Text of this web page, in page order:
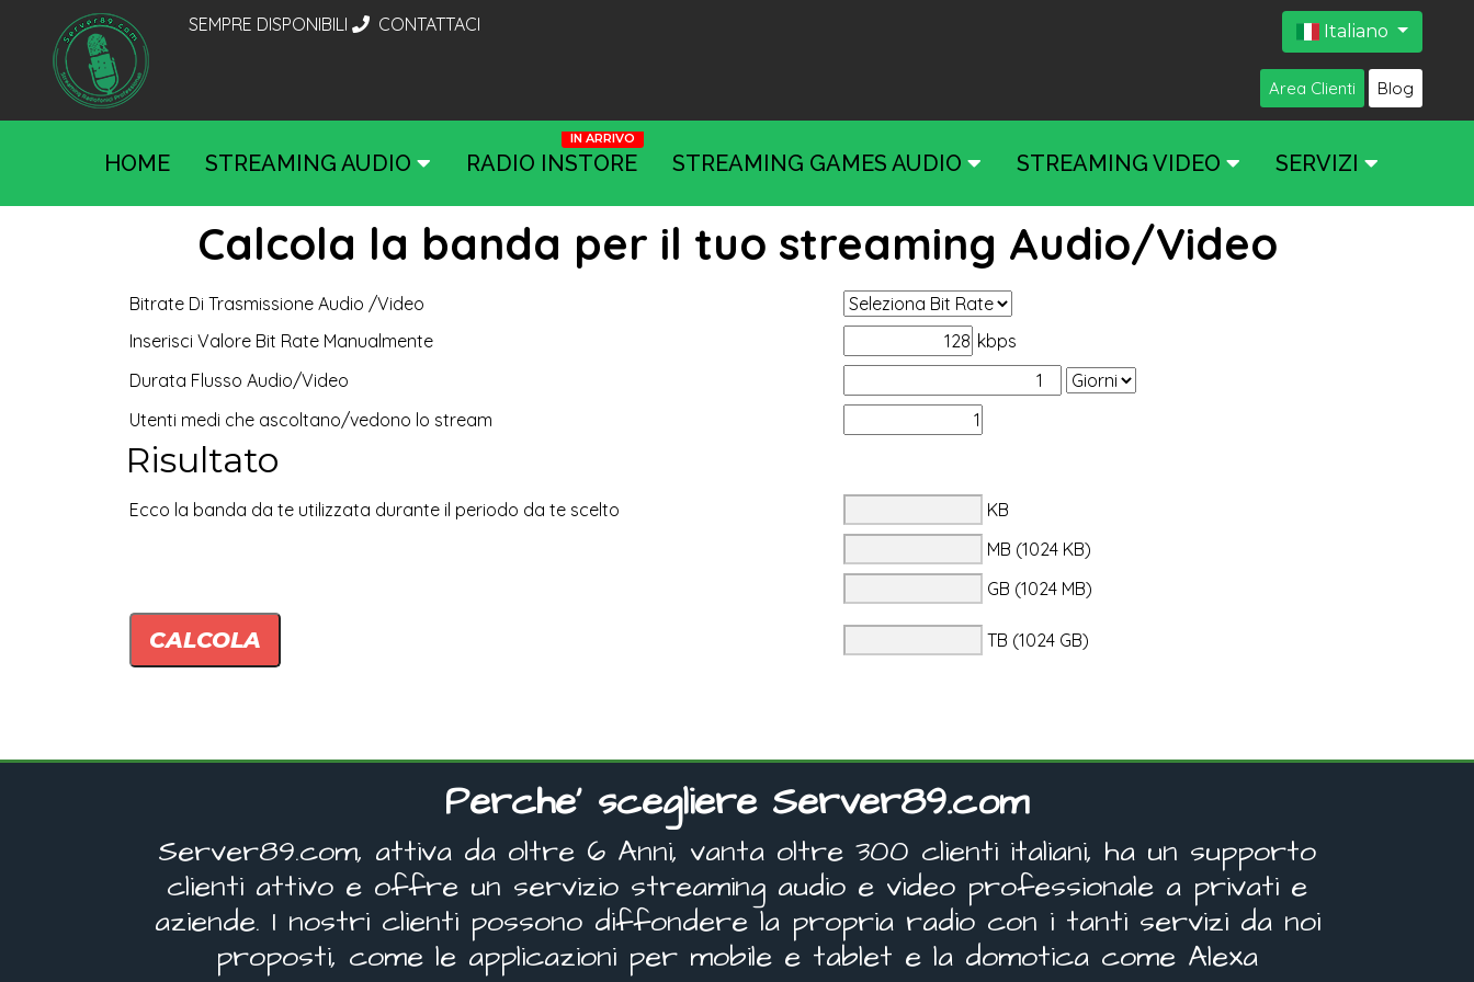
SEMPRE DISPONIBILI CONTATTACI Italiano
Area Clienti Blog
HOME STREAMING AUDIO RADIO INSTORE STREAMING GAMES AUDIO STREAMING VIDEO SERVIZI
Calcola la banda per il tuo streaming Audio/Video
Bitrate Di Trasmissione Audio /Video
Inserisci Valore Bit Rate Manualmente
kbps
Durata Flusso Audio/Video
Utenti medi che ascoltano/vedono lo stream
Risultato
Ecco la banda da te utilizzata durante il periodo da te scelto
KB
MB (1024 KB)
GB (1024 MB)
TB (1024 GB)
Perche' scegliere Server89.com
Server89.com, attiva da oltre 6 Anni, vanta oltre 300 clienti italiani, ha un supporto
clienti attivo e offre un servizio streaming audio e video professionale a privati e
aziende. I nostri clienti possono diffondere la propria radio con i tanti servizi da noi
proposti, come le applicazioni per mobile e tablet e la domotica come Alexa